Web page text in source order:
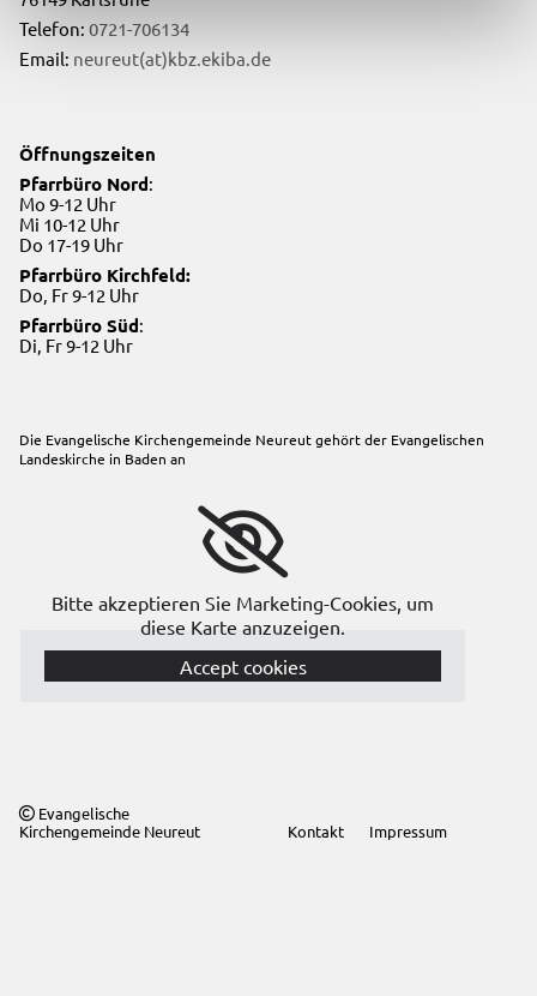
Telefon: 0721-706134
Email: neureut(at)kbz.ekiba.de
Öffnungszeiten
Pfarrbüro Nord:
Mo 9-12 Uhr
Mi 10-12 Uhr
Do 17-19 Uhr
Pfarrbüro Kirchfeld:
Do, Fr 9-12 Uhr
Pfarrbüro Süd:
Di, Fr 9-12 Uhr
Die Evangelische Kirchengemeinde Neureut gehört der Evangelischen
Landeskirche in Baden an
Bitte akzeptieren Sie Marketing-Cookies, um
diese Karte anzuzeigen.
Accept cookies
 Evangelische
Kirchengemeinde Neureut
Kontakt Impressum